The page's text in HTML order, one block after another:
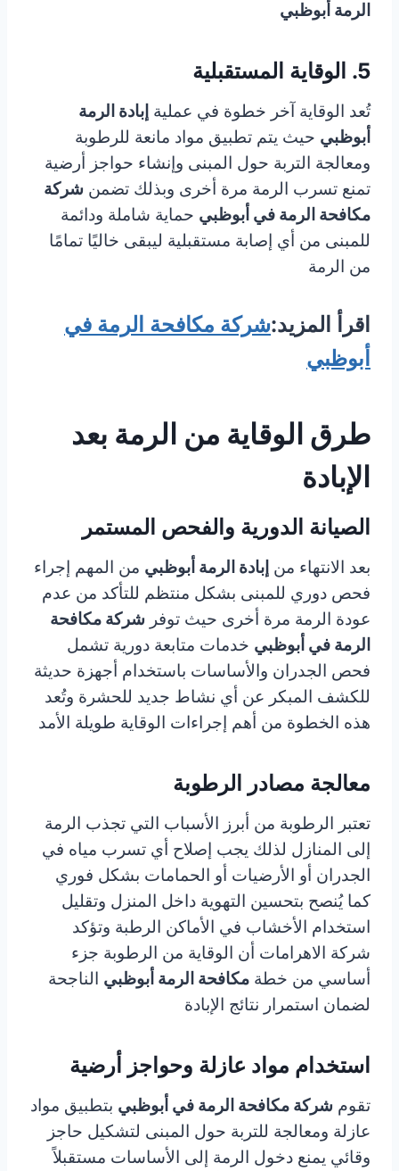
الرمة أبوظبي
5. الوقاية المستقبلية
تُعد الوقاية آخر خطوة في عملية إبادة الرمة
أبوظبي حيث يتم تطبيق مواد مانعة للرطوبة
ومعالجة التربة حول المبنى وإنشاء حواجز أرضية
تمنع تسرب الرمة مرة أخرى وبذلك تضمن شركة
مكافحة الرمة في أبوظبي حماية شاملة ودائمة
للمبنى من أي إصابة مستقبلية ليبقى خاليًا تمامًا
من الرمة
اقرأ المزيد:شركة مكافحة الرمة في
أبوظبي
طرق الوقاية من الرمة بعد
الإبادة
الصيانة الدورية والفحص المستمر
بعد الانتهاء من إبادة الرمة أبوظبي من المهم إجراء
فحص دوري للمبنى بشكل منتظم للتأكد من عدم
عودة الرمة مرة أخرى حيث توفر شركة مكافحة
الرمة في أبوظبي خدمات متابعة دورية تشمل
فحص الجدران والأساسات باستخدام أجهزة حديثة
للكشف المبكر عن أي نشاط جديد للحشرة وتُعد
هذه الخطوة من أهم إجراءات الوقاية طويلة الأمد
معالجة مصادر الرطوبة
تعتبر الرطوبة من أبرز الأسباب التي تجذب الرمة
إلى المنازل لذلك يجب إصلاح أي تسرب مياه في
الجدران أو الأرضيات أو الحمامات بشكل فوري
كما يُنصح بتحسين التهوية داخل المنزل وتقليل
استخدام الأخشاب في الأماكن الرطبة وتؤكد
شركة الاهرامات أن الوقاية من الرطوبة جزء
أساسي من خطة مكافحة الرمة أبوظبي الناجحة
لضمان استمرار نتائج الإبادة
استخدام مواد عازلة وحواجز أرضية
تقوم شركة مكافحة الرمة في أبوظبي بتطبيق مواد
عازلة ومعالجة للتربة حول المبنى لتشكيل حاجز
وقائي يمنع دخول الرمة إلى الأساسات مستقبلاً